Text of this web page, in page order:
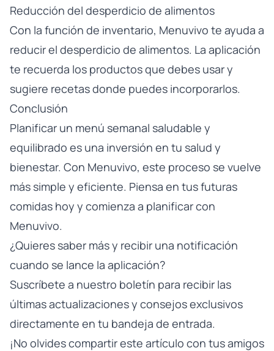
Reducción del desperdicio de alimentos
Con la función de inventario, Menuvivo te ayuda a
reducir el desperdicio de alimentos. La aplicación
te recuerda los productos que debes usar y
sugiere recetas donde puedes incorporarlos.
Conclusión
Planificar un menú semanal saludable y
equilibrado es una inversión en tu salud y
bienestar. Con Menuvivo, este proceso se vuelve
más simple y eficiente. Piensa en tus futuras
comidas hoy y comienza a planificar con
Menuvivo.
¿Quieres saber más y recibir una notificación
cuando se lance la aplicación?
Suscríbete a nuestro boletín para recibir las
últimas actualizaciones y consejos exclusivos
directamente en tu bandeja de entrada.
¡No olvides compartir este artículo con tus amigos